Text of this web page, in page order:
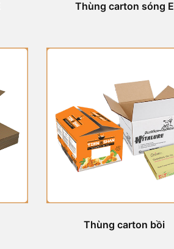
Thùng carton sóng E
Thùng carton bồi